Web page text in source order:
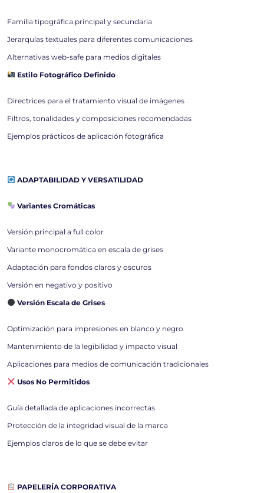
Familia tipográfica principal y secundaria
Jerarquías textuales para diferentes comunicaciones
Alternativas web-safe para medios digitales
Estilo Fotográfico Definido
Directrices para el tratamiento visual de imágenes
Filtros, tonalidades y composiciones recomendadas
Ejemplos prácticos de aplicación fotográfica
ADAPTABILIDAD Y VERSATILIDAD
Variantes Cromáticas
Versión principal a full color
Variante monocromática en escala de grises
Adaptación para fondos claros y oscuros
Versión en negativo y positivo
Versión Escala de Grises
Optimización para impresiones en blanco y negro
Mantenimiento de la legibilidad y impacto visual
Aplicaciones para medios de comunicación tradicionales
Usos No Permitidos
Guía detallada de aplicaciones incorrectas
Protección de la integridad visual de la marca
Ejemplos claros de lo que se debe evitar
PAPELERÍA CORPORATIVA